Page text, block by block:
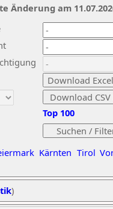
Kärnten Tirol
Top 100
Änderung am
)